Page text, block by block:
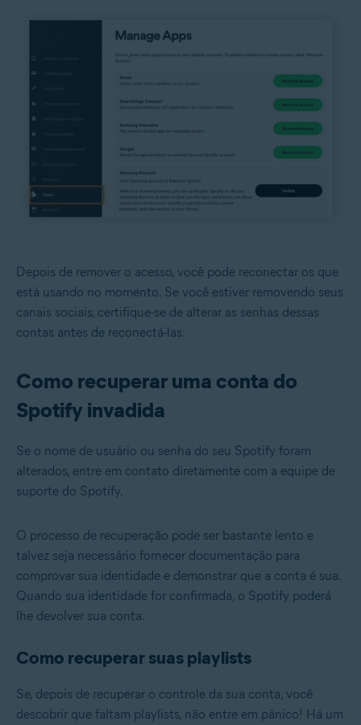
Depois de remover o acesso, você pode reconectar os que
está usando no momento. Se você estiver removendo seus
canais sociais, certifique-se de alterar as senhas dessas
contas antes de reconectá-las.
Como recuperar uma conta do
Spotify invadida
Se o nome de usuário ou senha do seu Spotify foram
alterados, entre em contato diretamente com a equipe de
suporte do Spotify.
O processo de recuperação pode ser bastante lento e
talvez seja necessário fornecer documentação para
comprovar sua identidade e demonstrar que a conta é sua.
Quando sua identidade for confirmada, o Spotify poderá
lhe devolver sua conta.
Como recuperar suas playlists
Se, depois de recuperar o controle da sua conta, você
descobrir que faltam playlists, não entre em pânico! Há um